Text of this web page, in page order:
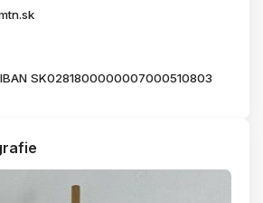
SK0281800000007000510803